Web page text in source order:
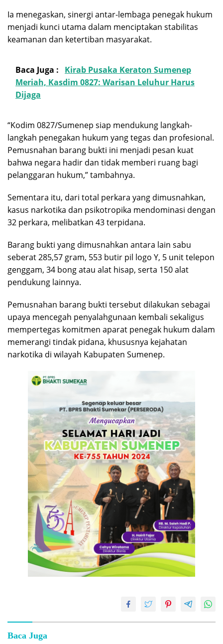
Ia menegaskan, sinergi antar-lembaga penegak hukum
menjadi kunci utama dalam menciptakan stabilitas
keamanan dan ketertiban masyarakat.
Baca Juga :
Kirab Pusaka Keraton Sumenep
Meriah, Kasdim 0827: Warisan Leluhur Harus
Dijaga
“Kodim 0827/Sumenep siap mendukung langkah-
langkah penegakan hukum yang tegas dan profesional.
Pemusnahan barang bukti ini menjadi pesan kuat
bahwa negara hadir dan tidak memberi ruang bagi
pelanggaran hukum,” tambahnya.
Sementara itu, dari total perkara yang dimusnahkan,
kasus narkotika dan psikotropika mendominasi dengan
32 perkara, melibatkan 43 terpidana.
Barang bukti yang dimusnahkan antara lain sabu
seberat 285,57 gram, 553 butir pil logo Y, 5 unit telepon
genggam, 34 bong atau alat hisap, serta 150 alat
pendukung lainnya.
Pemusnahan barang bukti tersebut dilakukan sebagai
upaya mencegah penyalahgunaan kembali sekaligus
mempertegas komitmen aparat penegak hukum dalam
memerangi tindak pidana, khususnya kejahatan
narkotika di wilayah Kabupaten Sumenep.
Baca Juga